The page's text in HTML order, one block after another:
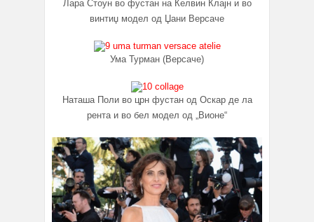
Лара Стоун во фустан на Келвин Клајн и во
винтиџ модел од Џани Версаче
Ума Турман (Версаче)
Наташа Поли во црн фустан од Оскар де ла
рента и во бел модел од „Вионе“